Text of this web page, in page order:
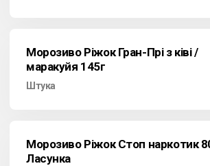
Морозиво Ріжок Гран-Прі з ківі /
маракуйя 145г
Штука
Морозиво Ріжок Стоп наркотик
Ласунка